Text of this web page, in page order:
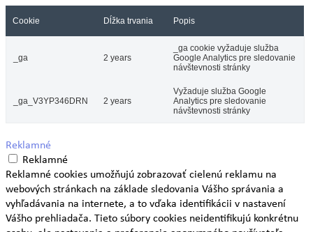
Cookie Dĺžka trvania Popis
_ga 2 years
_ga cookie vyžaduje služba
Google Analytics pre sledovanie
návštevnosti stránky
_ga_V3YP346DRN 2 years
Vyžaduje služba Google
Analytics pre sledovanie
návštevnosti stránky
Reklamné
Reklamné
Reklamné cookies umožňujú zobrazovať cielenú reklamu na
webových stránkach na základe sledovania Vášho správania a
vyhľadávania na internete, a to vďaka identifikácii v nastavení
Vášho prehliadača. Tieto súbory cookies neidentifikujú konkrétnu